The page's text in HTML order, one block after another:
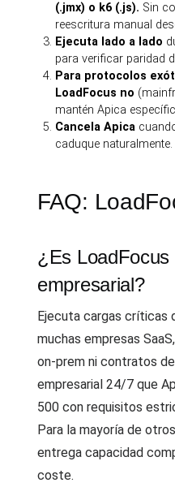
(.jmx) o k6 (.js). Sin
reescritura manual
Ejecuta lado a lado
para verificar paridad
Para protocolos
LoadFocus no
mantén Apica
Cancela Apica
caduque naturalmente.
FAQ:
¿Es LoadFocus
empresarial?
Ejecuta cargas críticas
muchas empresas
on-prem ni contratos
empresarial 24/7 que
500 con requisitos
Para la mayoría de
entrega capacidad
coste.